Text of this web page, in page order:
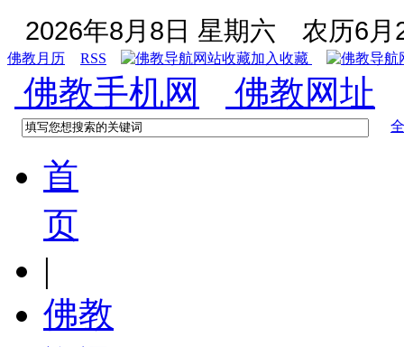
2026年8月8日 星期六 农历6月
佛教月历 RSS 加入收藏
佛教手机网 佛教网址
首
页
|
佛教